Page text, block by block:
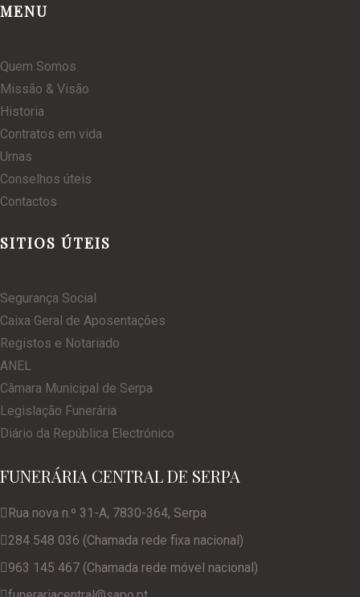
MENU
Quem Somos
Missão & Visão
Historia
Contratos em vida
Urnas
Conselhos úteis
Contactos
SITIOS ÚTEIS
Segurança Social
Caixa Geral de Aposentações
Registos e Notariado
ANEL
Câmara Municipal de Serpa
Legislação Funerária
Diário da República Electrónico
FUNERÁRIA CENTRAL DE SERPA
Rua nova n.º 31-A, 7830-364, Serpa
284 548 036 (Chamada rede fixa nacional)
963 145 467 (Chamada rede móvel nacional)